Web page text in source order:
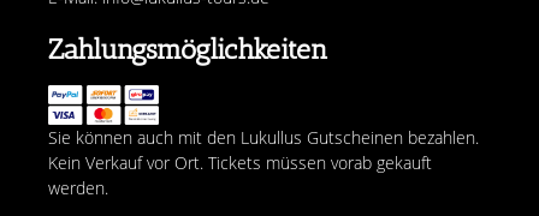
Zahlungsmöglichkeiten
Sie können auch mit den Lukullus Gutscheinen bezahlen.
Kein Verkauf vor Ort. Tickets müssen vorab gekauft
werden.